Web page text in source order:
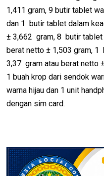
1,411 gram, 9 butir tablet
dan 1 butir tablet dalam
± 3,662 gram, 8 butir tablet
berat netto ± 1,503 gram,
3,37 gram atau berat netto
1 buah krop dari sendok
warna hijau dan 1 unit
dengan sim card.